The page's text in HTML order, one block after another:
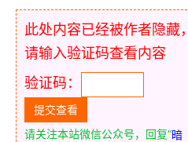
此处内容已经被作者隐藏，
请输入验证码查看内容
验证码：
请关注本站微信公众号，回复“暗